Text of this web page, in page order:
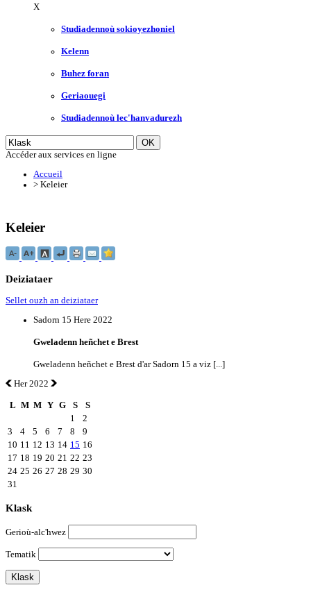
X
Studiadennoù sokioyezhoniel
Kelenn
Buhez foran
Geriaouegi
Studiadennoù lec'hanvadurezh
Accéder aux services en ligne
Accueil
> Keleier
Keleier
Deiziataer
Sellet ouzh an deiziataer
Sadorn 15 Here 2022
Gweladenn heñchet e Brest
Gweladenn heñchet e Brest d'ar Sadorn 15 a viz [...]
Her 2022
L M M Y G S
S
1
2
3
4 5 6 7 8
9
10 11 12 13 14 15 16
17 18 19 20 21 22 23
24 25 26 27 28 29 30
31
Klask
Gerioù-alc'hwez
Tematik